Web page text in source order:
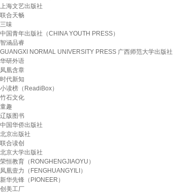
上海文艺出版社
联合天畅
三味
中国青年出版社（CHINA YOUTH PRESS）
智涵品睿
GUANGXI NORMAL UNIVERSITY PRESS 广西师范大学出版社
华研外语
凤凰含章
时代新知
小读榜（ReadiBox）
竹石文化
童趣
辽版图书
中国华侨出版社
北京出版社
联合读创
北京大学出版社
荣恒教育（RONGHENGJIAOYU）
凤凰壹力（FENGHUANGYILI）
新华先锋（PIONEER）
创美工厂